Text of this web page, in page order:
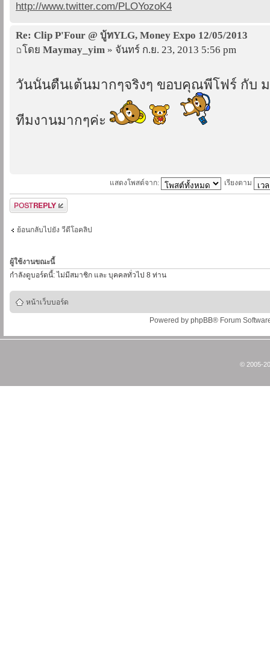
http://www.twitter.com/PLOYozoK4
Re: Clip P'Four @ บู้ทYLG, Money Expo 12/05/2013
โดย Maymay_yim » จันทร์ ก.ย. 23, 2013 5:56 pm
วันนั้นตื่นเต้นมากๆจริงๆ ขอบคุณพี่โฟร์ กับ
ทีมงานมากๆค่ะ
แสดงโพสต์จาก: เรียงตาม
ตอบกระทู้
ย้อนกลับไปยัง วีดีโอคลิป
ผู้ใช้งานขณะนี้
กำลังดูบอร์ดนี้: ไม่มีสมาชิก และ บุคคลทั่วไป 8 ท่าน
หน้าเว็บบอร์ด
Powered by phpBB® Forum
© 2005-